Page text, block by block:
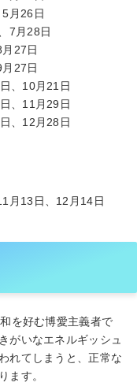
月26日
7月28日
27日
27日
、10月21日
、11月29日
、12月28日
月13日、12月14日
を好む博愛主義者で
がいなエネルギッシュ
れてしまうと、正常な
ます。